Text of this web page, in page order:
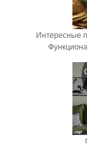
Интересные